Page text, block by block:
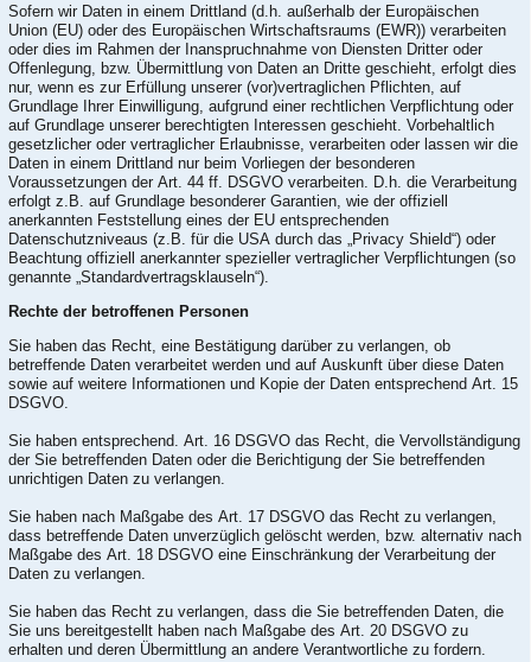
Sofern wir Daten in einem Drittland (d.h. außerhalb der Europäischen
Union (EU) oder des Europäischen Wirtschaftsraums (EWR)) verarbeiten
oder dies im Rahmen der Inanspruchnahme von Diensten Dritter oder
Offenlegung, bzw. Übermittlung von Daten an Dritte geschieht, erfolgt dies
nur, wenn es zur Erfüllung unserer (vor)vertraglichen Pflichten, auf
Grundlage Ihrer Einwilligung, aufgrund einer rechtlichen Verpflichtung oder
auf Grundlage unserer berechtigten Interessen geschieht. Vorbehaltlich
gesetzlicher oder vertraglicher Erlaubnisse, verarbeiten oder lassen wir die
Daten in einem Drittland nur beim Vorliegen der besonderen
Voraussetzungen der Art. 44 ff. DSGVO verarbeiten. D.h. die Verarbeitung
erfolgt z.B. auf Grundlage besonderer Garantien, wie der offiziell
anerkannten Feststellung eines der EU entsprechenden
Datenschutzniveaus (z.B. für die USA durch das „Privacy Shield“) oder
Beachtung offiziell anerkannter spezieller vertraglicher Verpflichtungen (so
genannte „Standardvertragsklauseln“).
Rechte der betroffenen Personen
Sie haben das Recht, eine Bestätigung darüber zu verlangen, ob
betreffende Daten verarbeitet werden und auf Auskunft über diese Daten
sowie auf weitere Informationen und Kopie der Daten entsprechend Art. 15
DSGVO.
Sie haben entsprechend. Art. 16 DSGVO das Recht, die Vervollständigung
der Sie betreffenden Daten oder die Berichtigung der Sie betreffenden
unrichtigen Daten zu verlangen.
Sie haben nach Maßgabe des Art. 17 DSGVO das Recht zu verlangen,
dass betreffende Daten unverzüglich gelöscht werden, bzw. alternativ nach
Maßgabe des Art. 18 DSGVO eine Einschränkung der Verarbeitung der
Daten zu verlangen.
Sie haben das Recht zu verlangen, dass die Sie betreffenden Daten, die
Sie uns bereitgestellt haben nach Maßgabe des Art. 20 DSGVO zu
erhalten und deren Übermittlung an andere Verantwortliche zu fordern.